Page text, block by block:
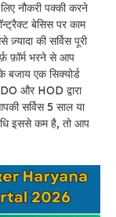
नौकरी पक्की करने
बेसिस पर काम
की सर्विस पूरी
फ़ॉर्म भरने से आप
बजाय एक सिक्योर्ड
और HOD द्वारा
सर्विस 5 साल या
इससे कम है, तो आप